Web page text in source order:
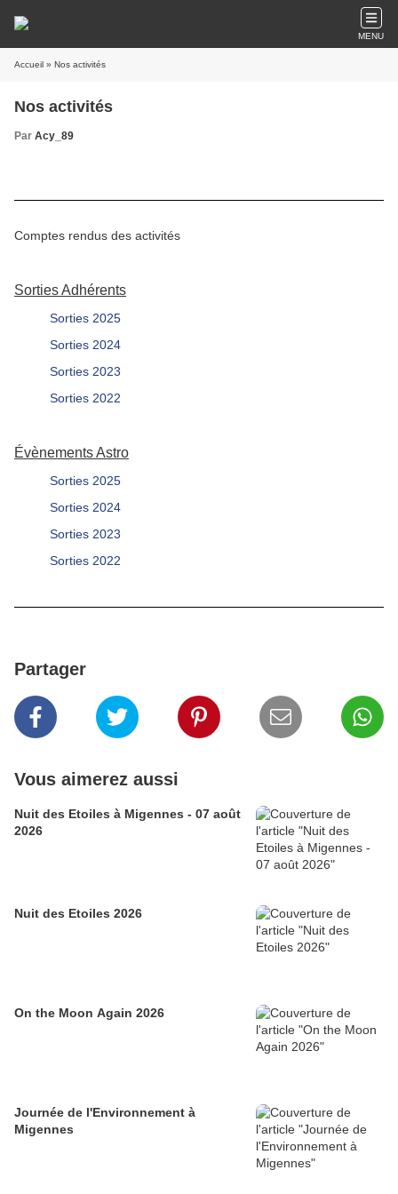
MENU
Accueil » Nos activités
Nos activités
Par Acy_89
Comptes rendus des activités
Sorties Adhérents
Sorties 2025
Sorties 2024
Sorties 2023
Sorties 2022
Évènements Astro
Sorties 2025
Sorties 2024
Sorties 2023
Sorties 2022
Partager
Vous aimerez aussi
Nuit des Etoiles à Migennes - 07 août
2026
Nuit des Etoiles 2026
On the Moon Again 2026
Journée de l'Environnement à
Migennes